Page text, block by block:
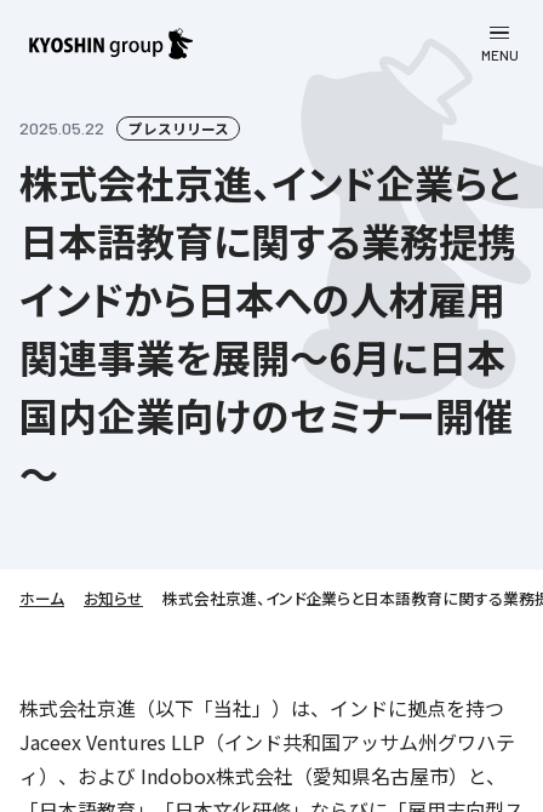
MENU
会社案内
会社案内
企業理念
教育理念
社長挨拶
社歌
子会社および関係会社
フランチャイズ事業
事業一覧
学習塾
学びの成果
学習塾について
京進グループの事業所
京進グループについて
サステナビリティ
お客さま満足度向上の取り組み
労働環境向上の取り組み
オリジナルバッグプロジェクト
清華・京進発展フォーラム
株主・投資家向け情報
株主・投資家向け情報
ビジョン／経営方針
IRカレンダー
ディスクロージャーポリシー
採用情報
新卒採用情報
中途採用
講師（アルバイト）募集
保育事業 採用
特別警報発令時の授業について
2025.05.22 プレスリリース
株式会社京進、インド企業らと
日本語教育に関する業務提携
インドから日本への人材雇用
関連事業を展開～6月に日本
国内企業向けのセミナー開催
～
ホーム お知らせ 株式会社京進、インド企業らと日本語教育に関する業
株式会社京進（以下「当社」）は、インドに拠点を持つ
Jaceex Ventures LLP（インド共和国アッサム州グワハテ
ィ）、および Indobox株式会社（愛知県名古屋市）と、